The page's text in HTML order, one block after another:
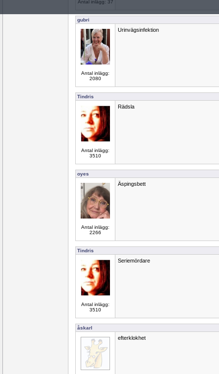
Antal inlägg: 37
gubri
Antal inlägg:
2080
Urinvägsinfektion
Tindris
Antal inlägg:
3510
Rädsla
oyes
Antal inlägg:
2266
Äspingsbett
Tindris
Antal inlägg:
3510
Seriemördare
åskarl
efterklokhet